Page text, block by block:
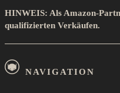
HINWEIS: Als Amazon-
qualifizierten Verkäufen.
NAVIGATION